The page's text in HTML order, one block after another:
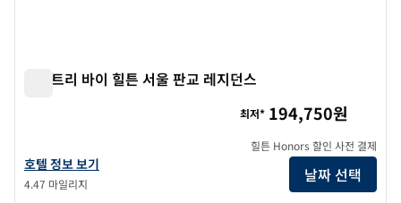
더블트리 바이 힐튼 서울 판교 레지던스
더블트리 바이 힐튼 서울 판교 레지던스의 호텔 정보 보기
호텔 정보 보기
4.47 마일리지
최저* 194,750원
힐튼 Honors 할인 사전 결제
날짜 선택